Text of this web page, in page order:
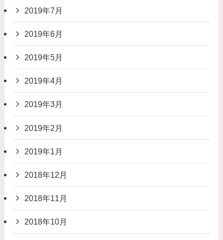
2019年7月
2019年6月
2019年5月
2019年4月
2019年3月
2019年2月
2019年1月
2018年12月
2018年11月
2018年10月